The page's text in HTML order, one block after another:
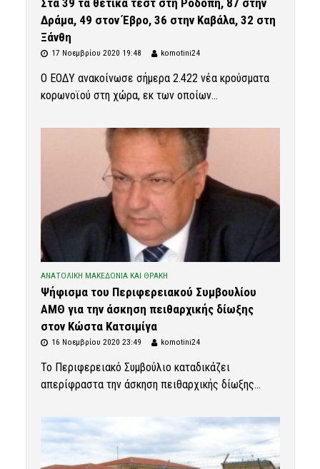
Δράμα, 49 στον Έβρο, 36 στην Καβάλα, 32 στη
Ξάνθη
17 Νοεμβρίου 2020 19:48 komotini24
Ο ΕΟΔΥ ανακοίνωσε σήμερα 2.422 νέα κρούσματα
κορωνοϊού στη χώρα, εκ των οποίων...
ΑΝΑΤΟΛΙΚΗ ΜΑΚΕΔΟΝΙΑ ΚΑΙ ΘΡΑΚΗ
Ψήφισμα του Περιφερειακού Συμβουλίου
ΑΜΘ για την άσκηση πειθαρχικής δίωξης
στον Κώστα Κατσιμίγα
16 Νοεμβρίου 2020 23:49 komotini24
Το Περιφερειακό Συμβούλιο καταδικάζει
απερίφραστα την άσκηση πειθαρχικής δίωξης...